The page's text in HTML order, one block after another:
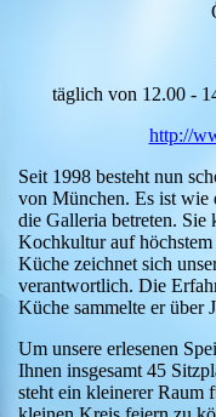
täglich von 12.00 -
http://
Seit 1998 besteht nun
von München. Es ist wie
die Galleria betreten.
Kochkultur auf
Küche zeichnet sich
verantwortlich. Die
Küche sammelte er über
Um unsere erlesenen
Ihnen insgesamt 45
steht ein kleinerer Raum